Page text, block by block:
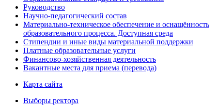
Руководство
Научно-педагогический состав
Материально-техническое обеспечение и оснащённость
образовательного процесса. Доступная среда
Стипендии и иные виды материальной поддержки
Платные образовательные услуги
Финансово-хозяйственная деятельность
Вакантные места для приема (перевода)
Карта сайта
Выборы ректора